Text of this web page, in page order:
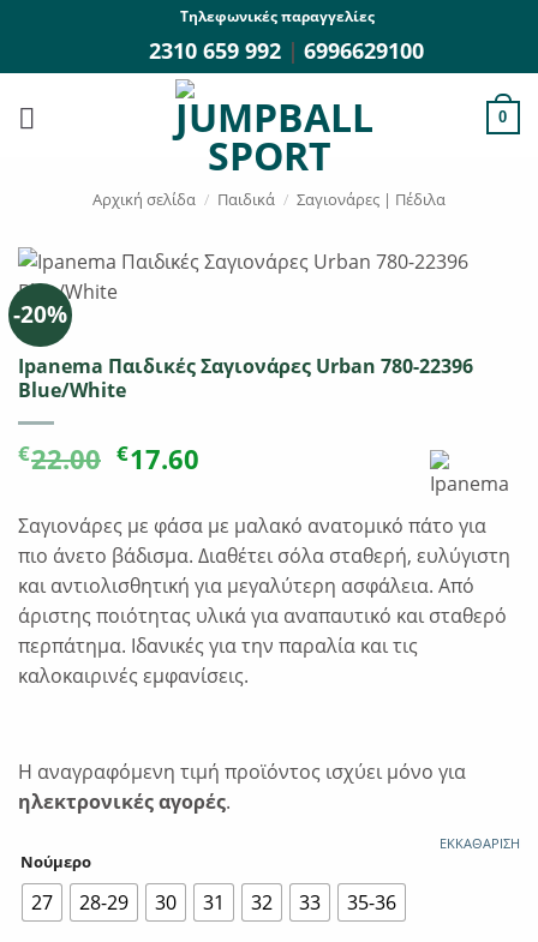
περιεχόμενο
Τηλεφωνικές παραγγελίες
2310 659 992 | 6996629100
0
Αρχική σελίδα / Παιδικά / Σαγιονάρες | Πέδιλα
-20%
Ipanema Παιδικές Σαγιονάρες Urban 780-22396
Blue/White
€22.00 Original
was:
€22.00.
€17.60Η
τιμή
είναι:
€17.60.
Σαγιονάρες με φάσα με μαλακό ανατομικό πάτο για
πιο άνετο βάδισμα. Διαθέτει σόλα σταθερή, ευλύγιστη
και αντιολισθητική για μεγαλύτερη ασφάλεια. Από
άριστης ποιότητας υλικά για αναπαυτικό και σταθερό
περπάτημα. Ιδανικές για την παραλία και τις
καλοκαιρινές εμφανίσεις.
Η αναγραφόμενη τιμή προϊόντος ισχύει μόνο για
ηλεκτρονικές αγορές.
Νούμερο
27 28-29 30 31 32 33 35-36
ΕΚΚΑΘΆΡΙΣΗ